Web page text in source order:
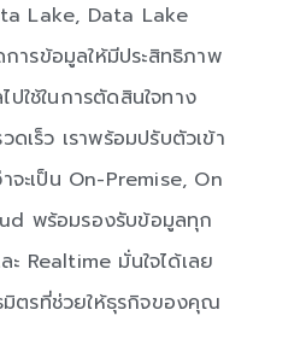
Lake, Data Lake
ารข้อมูลให้มีประสิทธิภาพ
ใช้ในการตัดสินใจทาง
ดเร็ว เราพร้อมปรับตัวเข้า
ะเป็น On-Premise, On
พร้อมรองรับข้อมูลทุก
Realtime มั่นใจได้เลย
มิตรที่ช่วยให้ธุรกิจของคุณ